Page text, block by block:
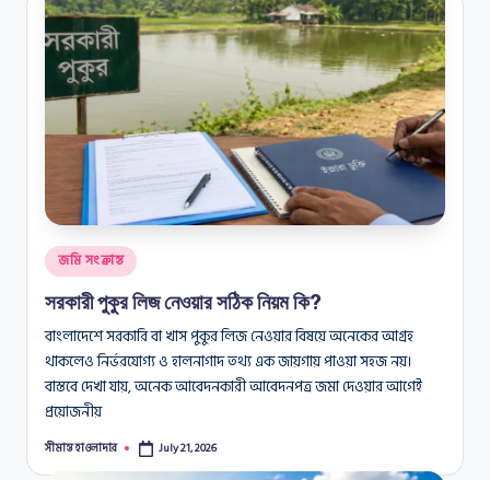
Posted
in
জমি সংক্রান্ত
সরকারী পুকুর লিজ নেওয়ার সঠিক নিয়ম কি?
বাংলাদেশে সরকারি বা খাস পুকুর লিজ নেওয়ার বিষয়ে অনেকের আগ্রহ
থাকলেও নির্ভরযোগ্য ও হালনাগাদ তথ্য এক জায়গায় পাওয়া সহজ নয়।
বাস্তবে দেখা যায়, অনেক আবেদনকারী আবেদনপত্র জমা দেওয়ার আগেই
প্রয়োজনীয়
Posted
সীমান্ত হাওলাদার July 21, 2026